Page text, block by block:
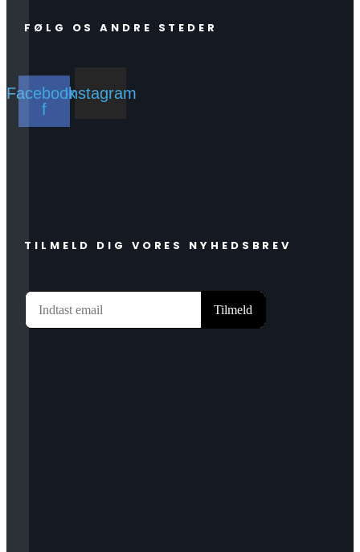
FØLG OS ANDRE STEDER
Facebook-
f
Instagram
TILMELD DIG VORES NYHEDSBREV